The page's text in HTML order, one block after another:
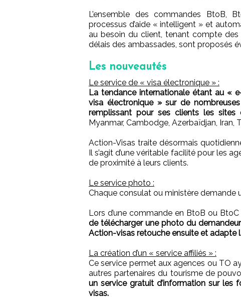
L’ensemble des commandes BtoB,
processus d’aide « intelligent » et
au besoin du client, tenant compte
délais des ambassades, sont proposés
Les nouveautés
Le service de « visa électronique » :
La tendance internationale étant au «
visa électronique » sur de
remplissant pour ses clients les sites
Myanmar, Cambodge, Azerbaïdjan, Iran,
Action-Visas traite désormais
Il s’agit d’une véritable facilité pour les
de proximité à leurs clients.
Le service photo :
Chaque consulat ou ministère demande
Lors d’une commande en BtoB ou BtoC
de télécharger une photo du
Action-visas retouche ensuite et adapte
La création d’un « service affiliés » :
Ce service permet aux agences ou TO
autres partenaires du tourisme de
un service gratuit d’information sur les
visas.